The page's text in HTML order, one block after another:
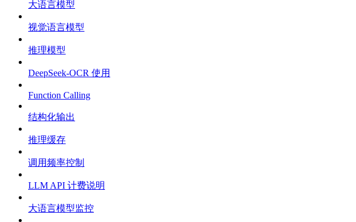
大语言模型
视觉语言模型
推理模型
DeepSeek-OCR 使用
Function Calling
结构化输出
推理缓存
调用频率控制
LLM API 计费说明
大语言模型监控